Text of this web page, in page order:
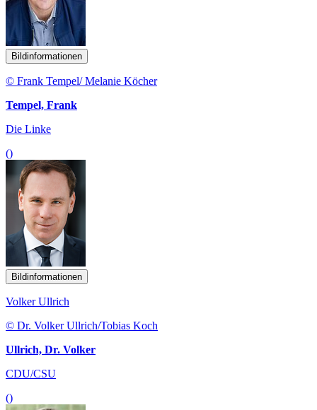
Bildinformationen
© Frank Tempel/ Melanie Köcher
Tempel, Frank
Die Linke
()
Bildinformationen
Volker Ullrich
© Dr. Volker Ullrich/Tobias Koch
Ullrich, Dr. Volker
CDU/CSU
()